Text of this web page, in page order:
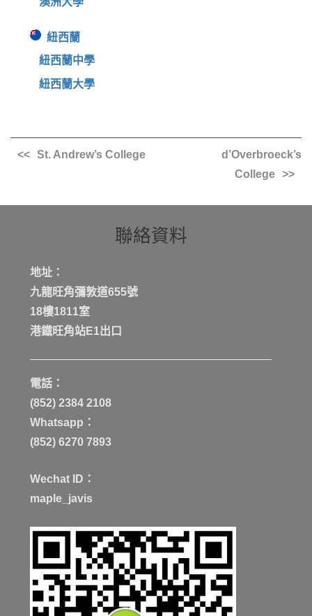
紐西蘭
紐西蘭中學
紐西蘭大學
St. Andrew’s College
d’Overbroeck’s
College
聯絡資料
地址：
九龍旺角彌敦道655號
18樓1811室
港鐡旺角站E1出口
電話：
(852) 2384 2108
Whatsapp：
(852) 6270 7893
Wechat ID：
maple_javis